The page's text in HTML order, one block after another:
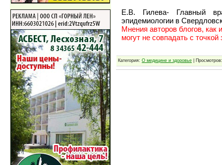
Е.В. Гилева- Главный
эпидемиологии в
Мнения авторов блогов, как
могут не совпадать с
Категория: О медицине и здоровье |